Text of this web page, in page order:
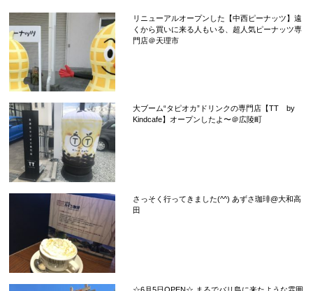
リニューアルオープンした【中西ピーナッツ】遠
くから買いに来る人もいる、超人気ピーナッツ専
門店＠天理市
大ブーム“タピオカ”ドリンクの専門店【TT by
Kindcafe】オープンしたよ〜＠広陵町
さっそく行ってきました(^^) あずさ珈琲@大和高
田